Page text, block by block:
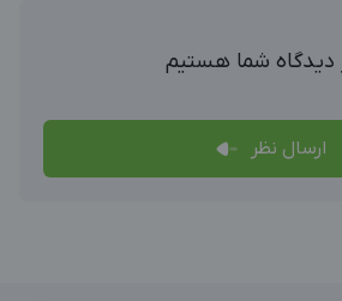
دیدگاه شما هستیم
ارسال نظر